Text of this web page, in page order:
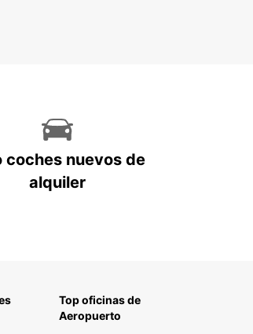
coches nuevos de
alquiler
Top oficinas de
Aeropuerto